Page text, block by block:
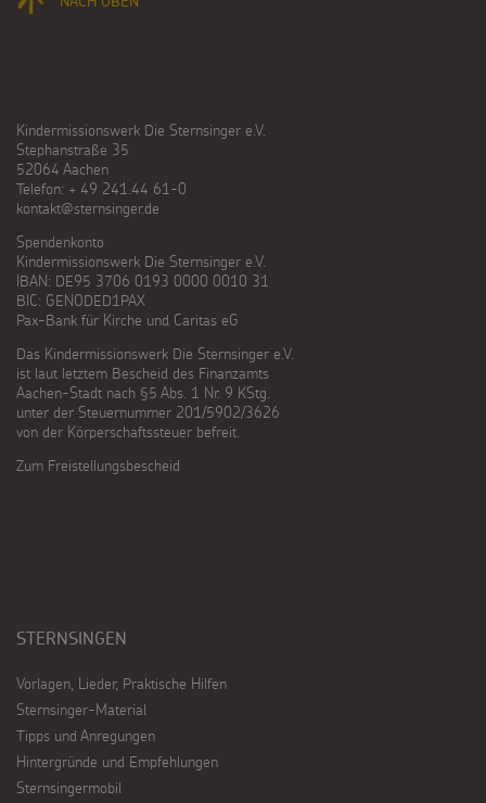
Kindermissionswerk Die Sternsinger e.V.
Stephanstraße 35
52064 Aachen
Telefon: + 49 241.44 61-0
kontakt@sternsinger.de
Spendenkonto
Kindermissionswerk Die Sternsinger e.V.
IBAN: DE95 3706 0193 0000 0010 31
BIC: GENODED1PAX
Pax-Bank für Kirche und Caritas eG
Das Kindermissionswerk Die Sternsinger e.V.
ist laut letztem Bescheid des Finanzamts
Aachen-Stadt nach §5 Abs. 1 Nr. 9 KStg.
unter der Steuernummer 201/5902/3626
von der Körperschaftssteuer befreit.
Zum Freistellungsbescheid
STERNSINGEN
Vorlagen, Lieder, Praktische Hilfen
Sternsinger-Material
Tipps und Anregungen
Hintergründe und Empfehlungen
Sternsingermobil